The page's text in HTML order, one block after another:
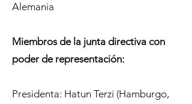
Alemania
Miembros de la junta directiva con
poder de representación:
Presidenta: Hatun Terzi (Hamburgo,